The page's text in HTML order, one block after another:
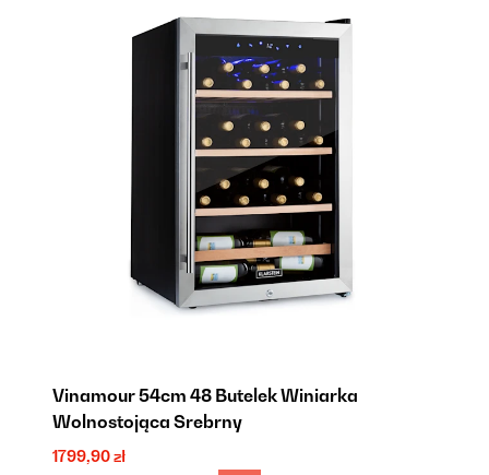
Vinamour 54cm 48 Butelek Winiarka
Wolnostojąca Srebrny
1799,90 zł